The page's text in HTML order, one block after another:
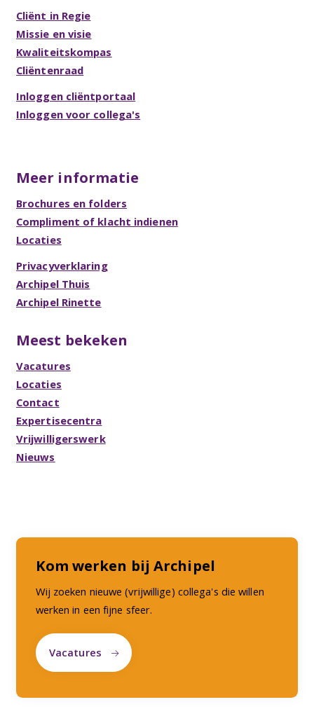
Cliënt in Regie
Missie en visie
Kwaliteitskompas
Cliëntenraad
Inloggen cliëntportaal
Inloggen voor collega's
Meer informatie
Brochures en folders
Compliment of klacht indienen
Locaties
Privacyverklaring
Archipel Thuis
Archipel Rinette
Meest bekeken
Vacatures
Locaties
Contact
Expertisecentra
Vrijwilligerswerk
Nieuws
Kom werken bij Archipel
Wij zoeken nieuwe (vrijwillige) collega's die willen
werken in een fijne sfeer.
Vacatures